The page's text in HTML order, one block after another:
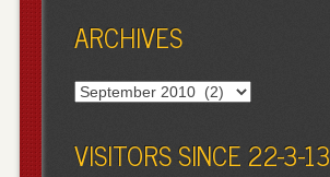
ARCHIVES
Archives
VISITORS SINCE 22-3-13